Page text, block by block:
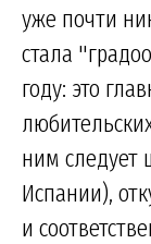
уже почти
стала
году: это
ним следует
Испании),
и